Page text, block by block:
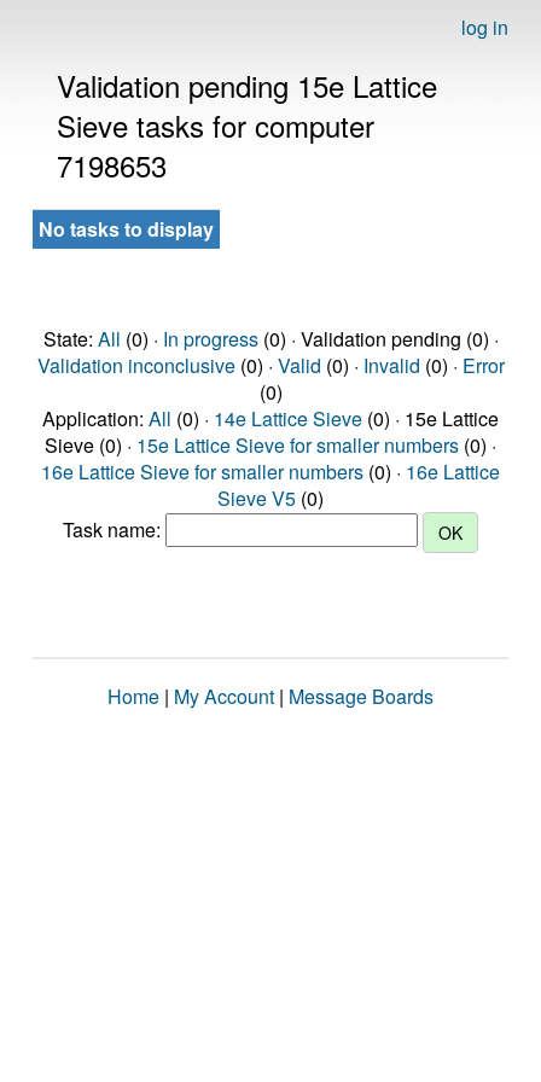
log in
Validation pending 15e Lattice
Sieve tasks for computer
7198653
No tasks to display
State: All (0) · In progress(0) · Validation pending (0) ·
Validation inconclusive(0) · Valid (0) · Invalid (0) · Error
(0)
Application: All (0) · 14e Lattice Sieve (0) · 15e Lattice
Sieve (0) · 15e Lattice Sieve for smaller numbers (0) ·
16e Lattice Sieve for smaller numbers (0) · 16e Lattice
Sieve V5 (0)
Task name:
Home | My Account | Message Boards